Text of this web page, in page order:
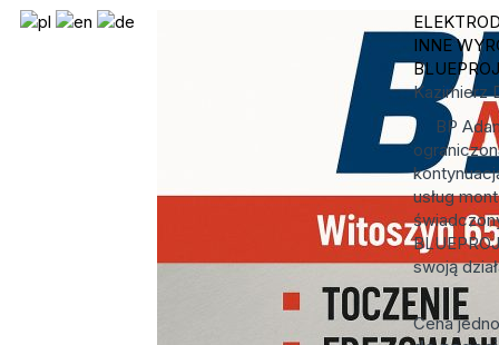
INNE
Kazimierz
BP
usług
swoją
Cena